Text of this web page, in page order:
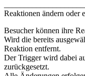
Reaktionen ändern oder
Besucher können ihre
Wird die bereits
Reaktion entfernt.
Der Trigger wird dabei
zurückgesetzt.